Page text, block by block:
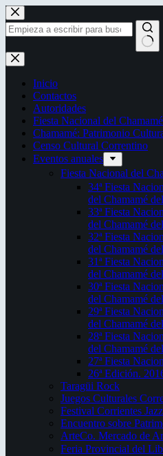
Saltar
al
contenido
Sin
resultados
Inicio
Contactos
Autoridades
Fiesta Nacional del Chamamé
Chamamé: Patrimonio
Censo Cultural Correntino
Eventos anuales
Fiesta Nacional del
34ª Fiesta
del Chamamé
33ª Fiesta
del Chamamé
32ª Fiesta
del Chamamé
31ª Fiesta
del Chamamé
30ª Fiesta
del Chamamé
29ª Fiesta
del Chamamé
28ª Fiesta
del Chamamé
27ª Fiesta
26ª Edición.
Taragüi Rock
Juegos Culturales
Festival Corrientes Jazz
Encuentro sobre
ArteCo. Mercado de
Feria Provincial del